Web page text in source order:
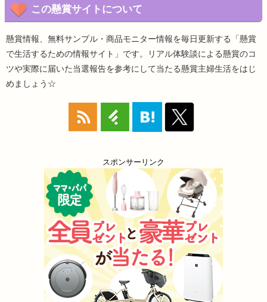
この懸賞サイトについて
懸賞情報、無料サンプル・商品モニター情報を毎日更新する「懸賞
で生活するための情報サイト」です。リアル体験談による懸賞のコ
ツや実際に届いた当選報告を参考にして当たる懸賞主婦生活をはじ
めましょう☆
スポンサーリンク